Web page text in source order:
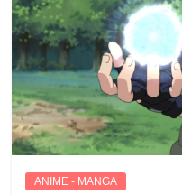
ANIME - MANGA